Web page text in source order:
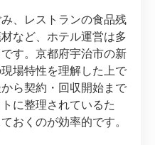
、レストランの食品残
など、ホテル運営は多
す。京都府宇治市の新
場特性を理解した上で
ら契約・回収開始まで
に整理されているた
おくのが効率的です。